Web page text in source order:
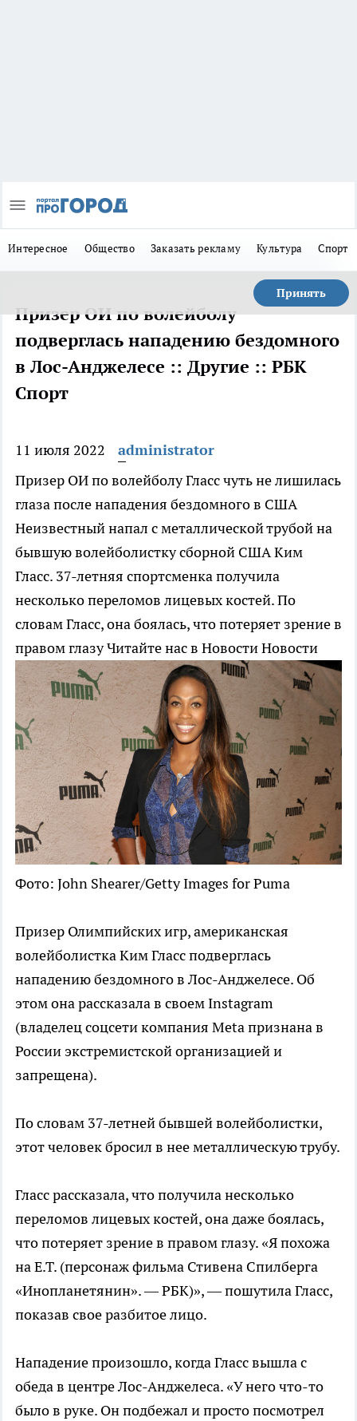
Интересное Общество Заказать рекламу Культура Спорт
Принять
Призер ОИ по волейболу
подверглась нападению бездомного
в Лос-Анджелесе :: Другие :: РБК
Спорт
11 июля 2022
administrator
Призер ОИ по волейболу Гласс чуть не лишилась
глаза после нападения бездомного в США
Неизвестный напал с металлической трубой на
бывшую волейболистку сборной США Ким
Гласс. 37-летняя спортсменка получила
несколько переломов лицевых костей. По
словам Гласс, она боялась, что потеряет зрение в
правом глазуЧитайте нас в Новости Новости
Фото: John Shearer/Getty Images for Puma
Призер Олимпийских игр, американская
волейболистка Ким Гласс подверглась
нападению бездомного в Лос-Анджелесе. Об
этом она рассказала в своем Instagram
(владелец соцсети компания Metа признана в
России экстремистской организацией и
запрещена).
По словам 37-летней бывшей волейболистки,
этот человек бросил в нее металлическую трубу.
Гласс рассказала, что получила несколько
переломов лицевых костей, она даже боялась,
что потеряет зрение в правом глазу. «Я похожа
на E.T. (персонаж фильма Стивена Спилберга
«Инопланетянин». — РБК)», — пошутила Гласс,
показав свое разбитое лицо.
Нападение произошло, когда Гласс вышла с
обеда в центре Лос-Анджелеса. «У него что-то
было в руке. Он подбежал и просто посмотрел